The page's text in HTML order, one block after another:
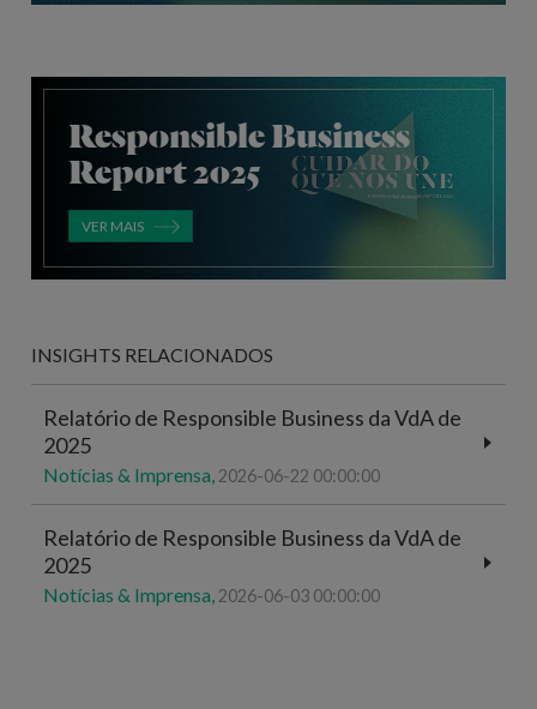
Responsible Business
Report 2025
VER MAIS
INSIGHTS RELACIONADOS
Relatório de Responsible Business da VdA de
2025
Notícias & Imprensa, 2026-06-22 00:00:00
Relatório de Responsible Business da VdA de
2025
Notícias & Imprensa, 2026-06-03 00:00:00